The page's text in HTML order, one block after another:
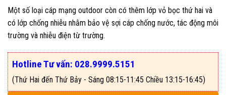
Một số loại cáp mạng outdoor còn có thêm lớp vỏ bọc thứ hai và
có lớp chống nhiễu nhằm bảo vệ sợi cáp chống nước, tác động môi
trường và nhiễu điện từ trường.
Hotline Tư vấn: 028.9999.5151
(Thứ Hai đến Thứ Bảy - Sáng 08:15-11:45 Chiều 13:15-16:45)